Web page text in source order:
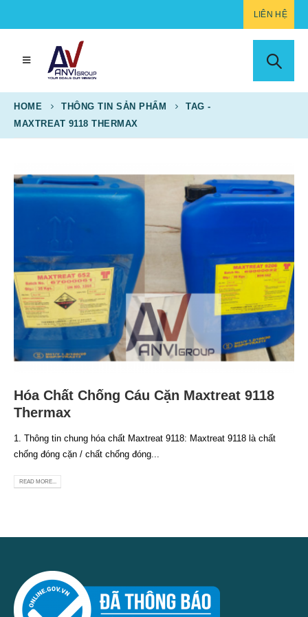
LIÊN HỆ
HOME THÔNG TIN SẢN PHẨM
TAG -
MAXTREAT 9118 THERMAX
Hóa Chất Chống Cáu Cặn Maxtreat 9118
Thermax
1. Thông tin chung hóa chất Maxtreat 9118: Maxtreat 9118 là chất
chống đóng cặn / chất chống đóng...
READ MORE...